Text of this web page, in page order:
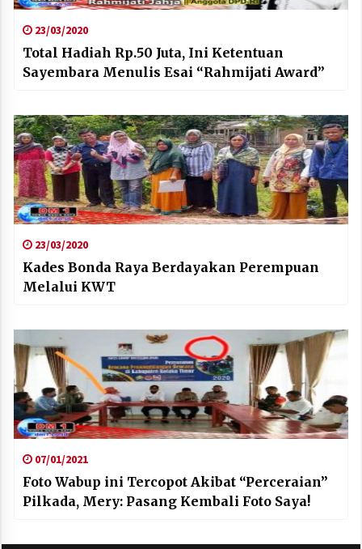
23/03/2020
Total Hadiah Rp.50 Juta, Ini Ketentuan
Sayembara Menulis Esai “Rahmijati Award”
23/03/2020
Kades Bonda Raya Berdayakan Perempuan
Melalui KWT
07/01/2021
Foto Wabup ini Tercopot Akibat “Perceraian”
Pilkada, Mery: Pasang Kembali Foto Saya!